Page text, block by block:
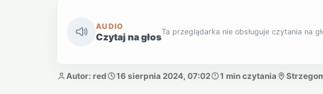
AUDIO
Czytaj na głosTa przeglądarka nie obsługuje czytania na
Autor: red 16 sierpnia 2024, 07:02 1 min czytania